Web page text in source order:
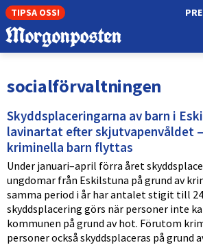
TIPSA OSS!
socialförvaltningen
Skyddsplaceringarna av barn i
lavinartat efter skjutvapenvåldet
kriminella barn flyttas
Under januari–april förra året
ungdomar från Eskilstuna på grund av
samma period i år har antalet stigit till 24
skyddsplacering görs när personer inte
kommunen på grund av hot. Förutom
personer också skyddsplaceras på grund